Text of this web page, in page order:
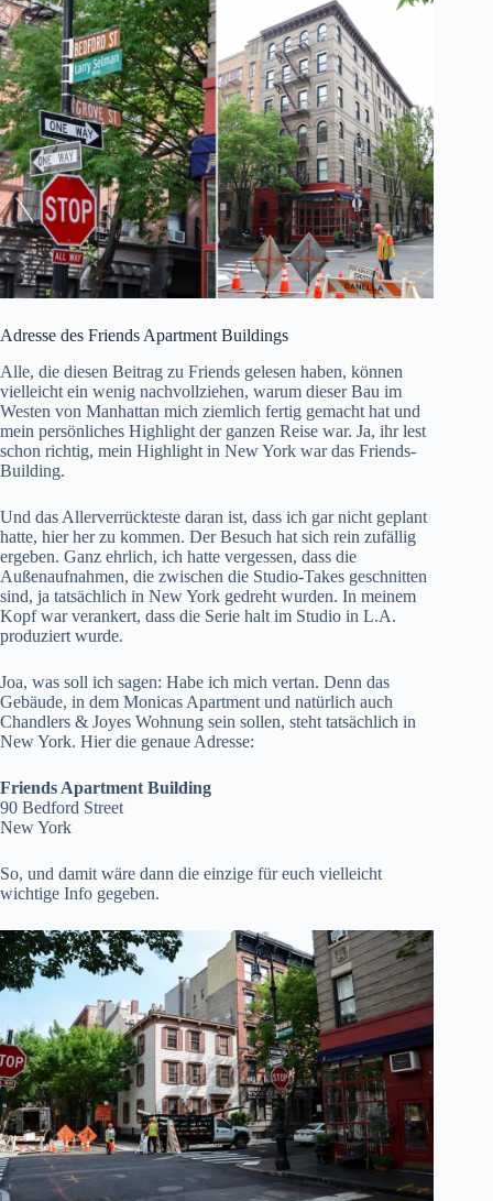
Adresse des Friends Apartment Buildings
Alle, die diesen Beitrag zu Friends gelesen haben, können
vielleicht ein wenig nachvollziehen, warum dieser Bau im
Westen von Manhattan mich ziemlich fertig gemacht hat und
mein persönliches Highlight der ganzen Reise war. Ja, ihr lest
schon richtig, mein Highlight in New York war das Friends-
Building.
Und das Allerverrückteste daran ist, dass ich gar nicht geplant
hatte, hier her zu kommen. Der Besuch hat sich rein zufällig
ergeben. Ganz ehrlich, ich hatte vergessen, dass die
Außenaufnahmen, die zwischen die Studio-Takes geschnitten
sind, ja tatsächlich in New York gedreht wurden. In meinem
Kopf war verankert, dass die Serie halt im Studio in L.A.
produziert wurde.
Joa, was soll ich sagen: Habe ich mich vertan. Denn das
Gebäude, in dem Monicas Apartment und natürlich auch
Chandlers & Joyes Wohnung sein sollen, steht tatsächlich in
New York. Hier die genaue Adresse:
Friends Apartment Building
90 Bedford Street
New York
So, und damit wäre dann die einzige für euch vielleicht
wichtige Info gegeben.